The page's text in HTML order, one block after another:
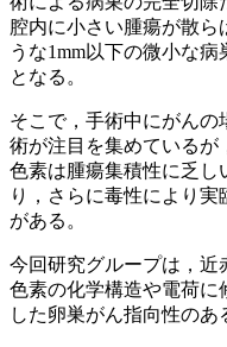
腔内に小さい腫瘍が散ら
うな1mm以下の微小な
となる。
そこで，手術中にがん
術が注目を集めているが
色素は腫瘍集積性に乏し
り，さらに毒性により
がある。
今回研究グループは，近
色素の化学構造や電荷に
した卵巣がん指向性のあ